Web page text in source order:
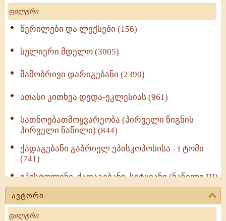
Search
წერილები და ლექსები (156)
სულიერი მდელო (3005)
მამობრივი დარიგებანი (2390)
ათასი კითხვა დედა-ეკლესიას (961)
სათნოებათმოყვარეობა (პირველი წიგნის
პირველი ნაწილი) (844)
ქადაგებანი გაბრიელ ეპისკოპოსისა - I ტომი
(741)
ეპისტოლენი, ქადაგებანი, სიტყვანი (ნაწილი III)
(723)
მოძღვრის ძალზე სასარგებლო რჩევები
მრევლისათვის (545)
ავტორი
Search